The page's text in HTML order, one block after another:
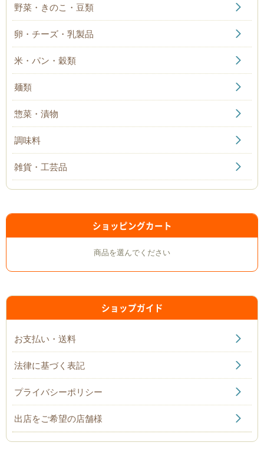
野菜・きのこ・豆類
卵・チーズ・乳製品
米・パン・穀類
麺類
惣菜・漬物
調味料
雑貨・工芸品
ショッピングカート
商品を選んでください
ショップガイド
お支払い・送料
法律に基づく表記
プライバシーポリシー
出店をご希望の店舗様